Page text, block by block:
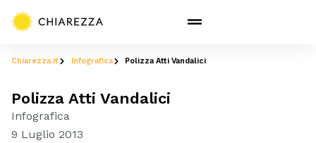
Chiarezza.it Infografica Polizza Atti Vandalici
Polizza Atti Vandalici
Infografica
9 Luglio 2013